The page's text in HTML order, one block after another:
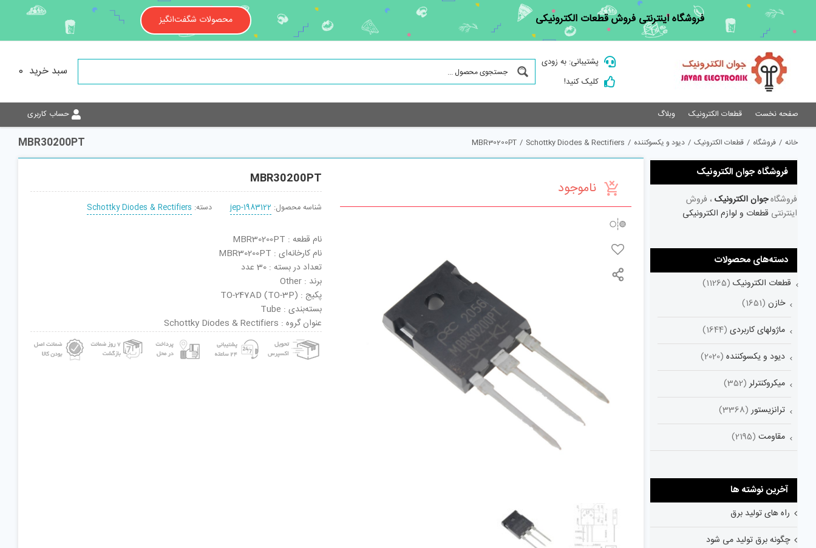
content
فروشگاه اینترنتی فروش قطعات الکترونیکی محصولات شگفت‌انگیز
پشتیبانی: به زودی
کلیک کنید!
سبد خرید 0
صفحه نخست قطعات الکترونیک وبلاگ حساب کاربری
MBR30200PT خانه / فروشگاه / قطعات الکترونیک / دیود و یکسوکننده /
Schottky Diodes & Rectifiers
/
MBR30200PT
ناموجود MBR30200PT
شناسه محصول: jep-1983122 دسته: Schottky Diodes & Rectifiers
نام قطعه : MBR30200PT
نام کارخانه‌ای : MBR30200PT
تعداد در بسته : 30 عدد
برند : Other
پکیج : TO-247AD (TO-3P)
بسته‌بندی : Tube
عنوان گروه : Schottky Diodes & Rectifiers
فروشگاه جوان الکترونیک
فروشگاهجوان الکترونیک ، فروش
اینترنتی قطعات و لوازم الکترونیکی
دسته‌های محصولات
قطعات الکترونیک (11265)
خازن (1651)
ماژولهای کاربردی (1644)
دیود و یکسوکننده (2020)
میکروکنترلر (352)
ترانزیستور (3368)
مقاومت (2195)
آخرین نوشته ها
راه های تولید برق
چگونه برق تولید می شود